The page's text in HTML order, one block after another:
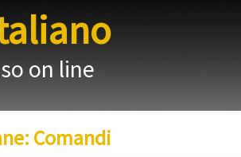
on line
Comandi